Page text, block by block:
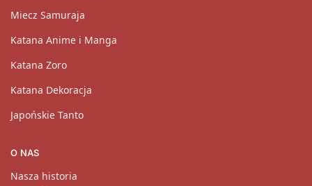
Miecz Samuraja
Katana Anime i Manga
Katana Zoro
Katana Dekoracja
Japońskie Tanto
O NAS
Nasza historia